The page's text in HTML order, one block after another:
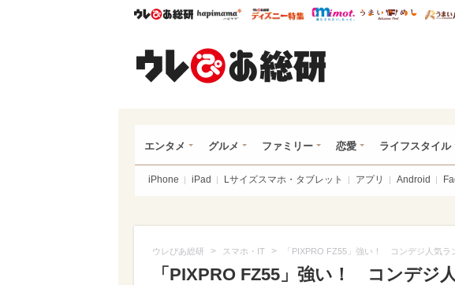
ウレぴあ総研ハピママ* ウレぴあ総研 ディズニー
mimot. うまい
エンタメ グルメ ファミリー 恋愛 ライフスタイル
iPhone iPad Lサイズスマホ・タブレット アプリ Android
ウレぴあ総研 > スマホ・IT > 「PIXPRO FZ55」強い！ コンデジ人気
「PIXPRO FZ55」強い！ コンデジ